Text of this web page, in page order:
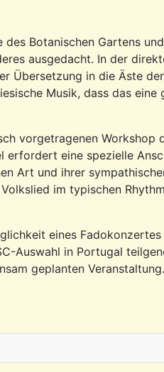
Botanischen Gartens
ausgedacht. In der
in die Äste
Musik, dass das
vorgetragenen
eine spezielle
Art und ihrer
im typischen
eines
Auswahl in Portugal
geplanten